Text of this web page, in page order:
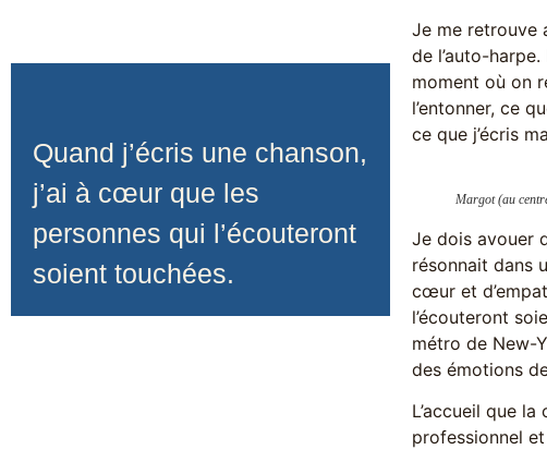
Quand j’écris une chanson,
j’ai à cœur que les
personnes qui l’écouteront
soient touchées.
Je me retrouve
de l’auto-
moment où on
l’entonner, ce
ce que j’écris
Margot (au
Je dois avouer
résonnait dans
cœur et
l’écouteront
métro de New-
des émotions
L’accueil que
professionnel